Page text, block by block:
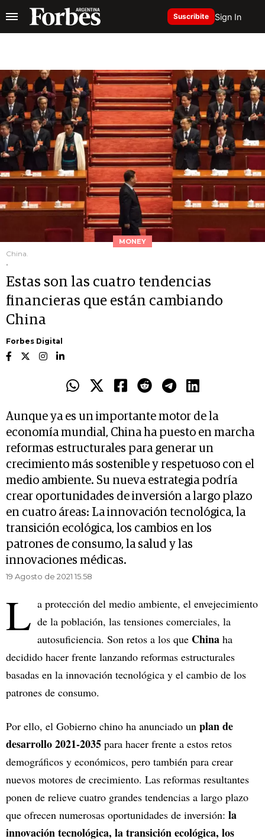
Suscribite Sign In
MONEY
China.
.
Estas son las cuatro tendencias
financieras que están cambiando
China
Forbes Digital
Aunque ya es un importante motor de la
economía mundial, China ha puesto en marcha
reformas estructurales para generar un
crecimiento más sostenible y respetuoso con el
medio ambiente. Su nueva estrategia podría
crear oportunidades de inversión a largo plazo
en cuatro áreas: La innovación tecnológica, la
transición ecológica, los cambios en los
patrones de consumo, la salud y las
innovaciones médicas.
19 Agosto de 2021 15.58
L a protección del medio ambiente, el envejecimiento
de la población, las tensiones comerciales, la
autosuficiencia. Son retos a los que China ha
decidido hacer frente lanzando reformas estructurales
basadas en la innovación tecnológica y el cambio de los
patrones de consumo.
Por ello, el Gobierno chino ha anunciado un plan de
desarrollo 2021-2035 para hacer frente a estos retos
demográficos y económicos, pero también para crear
nuevos motores de crecimiento. Las reformas resultantes
ponen de relieve cuatro grandes tendencias a largo plazo
que ofrecen numerosas oportunidades de inversión: la
innovación tecnológica, la transición ecológica, los